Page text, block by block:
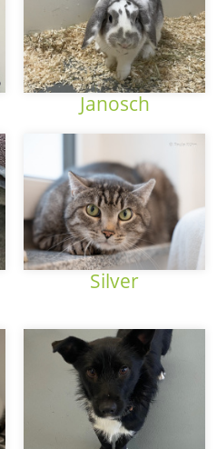
Janosch
Silver